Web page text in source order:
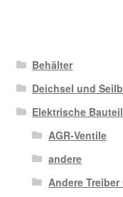
Behälter
Deichsel und
Elektrische
AGR-Ventile
andere
Andere